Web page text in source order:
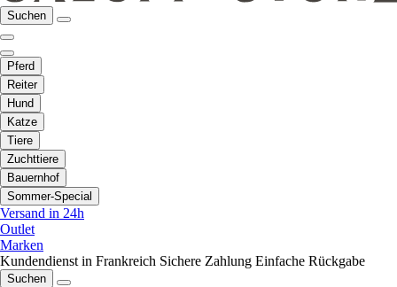
Suchen
Pferd
Reiter
Hund
Katze
Tiere
Zuchttiere
Bauernhof
Sommer-Special
Versand in 24h
Outlet
Marken
Kundendienst in Frankreich Sichere Zahlung Einfache Rückgabe
Suchen